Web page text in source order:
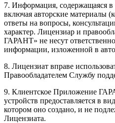
7. Информация, содержащаяся
включая авторские материалы
ответы на вопросы,
характер. Лицензиар и
ГАРАНТ» не несут
информации, изложенной в
8. Лицензиат вправе
Правообладателем Службу
9. Клиентское Приложение
устройств предоставляется в
котором оно создано, и не
Лицензиата.